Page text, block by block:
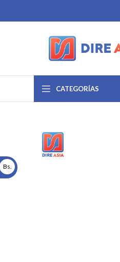
CATEGORÍAS
Bs.